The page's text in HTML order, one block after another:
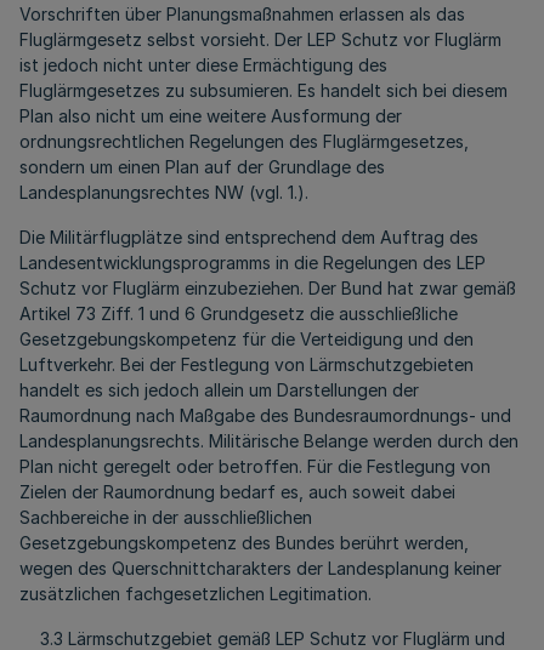
Vorschriften über Planungsmaßnahmen erlassen als das
Fluglärmgesetz selbst vorsieht. Der LEP Schutz vor Fluglärm
ist jedoch nicht unter diese Ermächtigung des
Fluglärmgesetzes zu subsumieren. Es handelt sich bei diesem
Plan also nicht um eine weitere Ausformung der
ordnungsrechtlichen Regelungen des Fluglärmgesetzes,
sondern um einen Plan auf der Grundlage des
Landesplanungsrechtes NW (vgl. 1.).
Die Militärflugplätze sind entsprechend dem Auftrag des
Landesentwicklungsprogramms in die Regelungen des LEP
Schutz vor Fluglärm einzubeziehen. Der Bund hat zwar gemäß
Artikel 73 Ziff. 1 und 6 Grundgesetz die ausschließliche
Gesetzgebungskompetenz für die Verteidigung und den
Luftverkehr. Bei der Festlegung von Lärmschutzgebieten
handelt es sich jedoch allein um Darstellungen der
Raumordnung nach Maßgabe des Bundesraumordnungs- und
Landesplanungsrechts. Militärische Belange werden durch den
Plan nicht geregelt oder betroffen. Für die Festlegung von
Zielen der Raumordnung bedarf es, auch soweit dabei
Sachbereiche in der ausschließlichen
Gesetzgebungskompetenz des Bundes berührt werden,
wegen des Querschnittcharakters der Landesplanung keiner
zusätzlichen fachgesetzlichen Legitimation.
3.3 Lärmschutzgebiet gemäß LEP Schutz vor Fluglärm und